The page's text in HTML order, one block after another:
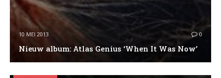
10 MEI 2013 0
Nieuw album: Atlas Genius ‘When It Was Now’